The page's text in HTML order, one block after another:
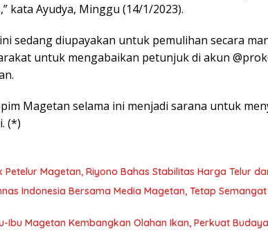
kata Ayudya, Minggu (14/1/2023).
sedang diupayakan untuk pemulihan secara
untuk mengabaikan petunjuk di akun
Magetan selama ini menjadi sarana untuk
(*)
Petelur Magetan, Riyono Bahas Stabilitas Harga Telur
Indonesia Bersama Media Magetan, Tetap
Ibu Magetan Kembangkan Olahan Ikan, Perkuat